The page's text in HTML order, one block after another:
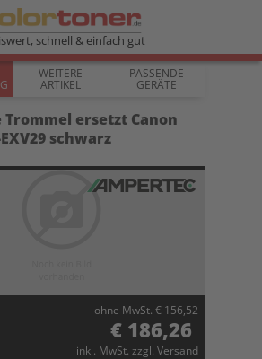
schnell & einfach gut
WEITERE
ARTIKEL
PASSENDE
GERÄTE
ersetzt Canon
EXV29 schwarz
ohne MwSt. € 156,52
€ 186,26
inkl. MwSt. zzgl. Versand